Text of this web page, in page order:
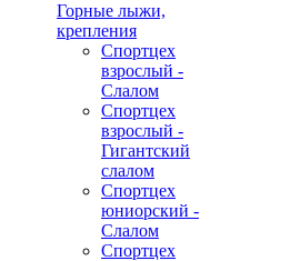
Горные лыжи,
крепления
Спортцех
взрослый -
Слалом
Спортцех
взрослый -
Гигантский
слалом
Спортцех
юниорский -
Слалом
Спортцех